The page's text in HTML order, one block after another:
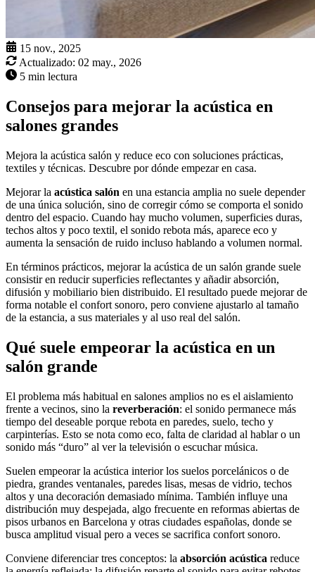
15 nov., 2025
Actualizado: 02 may., 2026
5 min lectura
Consejos para mejorar la acústica en
salones grandes
Mejora la acústica salón y reduce eco con soluciones prácticas,
textiles y técnicas. Descubre por dónde empezar en casa.
Mejorar la acústica salón en una estancia amplia no suele depender
de una única solución, sino de corregir cómo se comporta el sonido
dentro del espacio. Cuando hay mucho volumen, superficies duras,
techos altos y poco textil, el sonido rebota más, aparece eco y
aumenta la sensación de ruido incluso hablando a volumen normal.
En términos prácticos, mejorar la acústica de un salón grande suele
consistir en reducir superficies reflectantes y añadir absorción,
difusión y mobiliario bien distribuido. El resultado puede mejorar de
forma notable el confort sonoro, pero conviene ajustarlo al tamaño
de la estancia, a sus materiales y al uso real del salón.
Qué suele empeorar la acústica en un
salón grande
El problema más habitual en salones amplios no es el aislamiento
frente a vecinos, sino la reverberación: el sonido permanece más
tiempo del deseable porque rebota en paredes, suelo, techo y
carpinterías. Esto se nota como eco, falta de claridad al hablar o un
sonido más “duro” al ver la televisión o escuchar música.
Suelen empeorar la acústica interior los suelos porcelánicos o de
piedra, grandes ventanales, paredes lisas, mesas de vidrio, techos
altos y una decoración demasiado mínima. También influye una
distribución muy despejada, algo frecuente en reformas abiertas de
pisos urbanos en Barcelona y otras ciudades españolas, donde se
busca amplitud visual pero a veces se sacrifica confort sonoro.
Conviene diferenciar tres conceptos: la absorción acústica reduce